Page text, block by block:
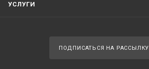
УСЛУГИ
ПОДПИСАТЬСЯ НА РАССЫЛКУ